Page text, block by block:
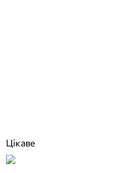
Цікаве